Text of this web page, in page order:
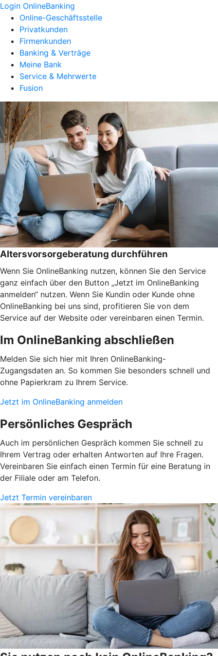
Login OnlineBanking
Online-Geschäftsstelle
Privatkunden
Firmenkunden
Banking & Verträge
Meine Bank
Service & Mehrwerte
Fusion
Altersvorsorgeberatung durchführen
Wenn Sie OnlineBanking nutzen, können Sie den Service
ganz einfach über den Button „Jetzt im OnlineBanking
anmelden“ nutzen. Wenn Sie Kundin oder Kunde ohne
OnlineBanking bei uns sind, profitieren Sie von dem
Service auf der Website oder vereinbaren einen Termin.
Im OnlineBanking abschließen
Melden Sie sich hier mit Ihren OnlineBanking-
Zugangsdaten an. So kommen Sie besonders schnell und
ohne Papierkram zu Ihrem Service.
Jetzt im OnlineBanking anmelden
Persönliches Gespräch
Auch im persönlichen Gespräch kommen Sie schnell zu
Ihrem Vertrag oder erhalten Antworten auf Ihre Fragen.
Vereinbaren Sie einfach einen Termin für eine Beratung in
der Filiale oder am Telefon.
Jetzt Termin vereinbaren